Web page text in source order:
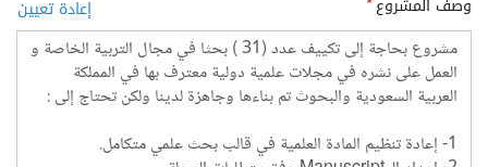
وصف المشروع* إعادة تعيين